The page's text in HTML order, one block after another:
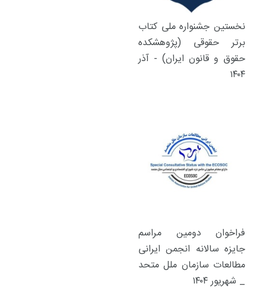
نخستین جشنواره ملی کتاب
برتر حقوقی (پژوهشکده
حقوق و قانون ایران) - آذر
۱۴۰۴
فراخوان دومین مراسم
جایزه سالانه انجمن ایرانی
مطالعات سازمان ملل متحد
_ شهریور ۱۴۰۴